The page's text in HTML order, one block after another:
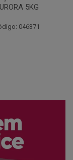
PAKAN 200G
061522